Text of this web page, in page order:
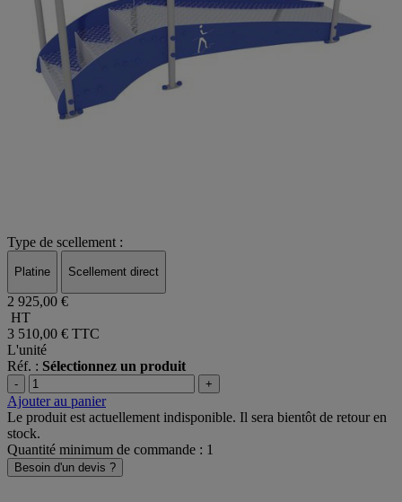
Type de scellement :
2 925,00 €
HT
3 510,00 €
L'unité
Réf. :Sélectionnez un produit
-
Ajouter au panier
Le produit est actuellement indisponible. Il sera bientôt de retour en
stock.
Quantité minimum de commande : 1